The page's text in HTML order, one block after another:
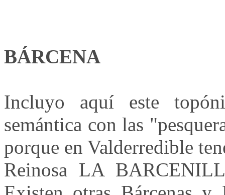
BÁRCENA
Incluyo aquí este
semántica con las
porque en Valderredible
Reinosa LA